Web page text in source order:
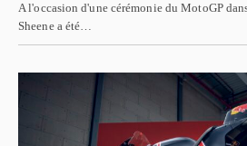
A l'occasion d'une cérémonie du MotoGP
Sheene a été…